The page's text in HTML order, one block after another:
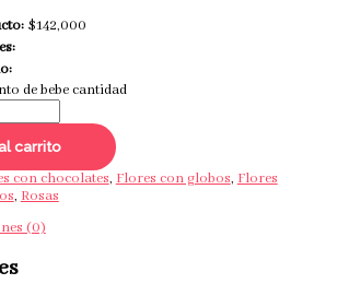
$142,000
de bebe cantidad
carrito
con chocolates, Flores con globos, Flores
, Rosas
(0)